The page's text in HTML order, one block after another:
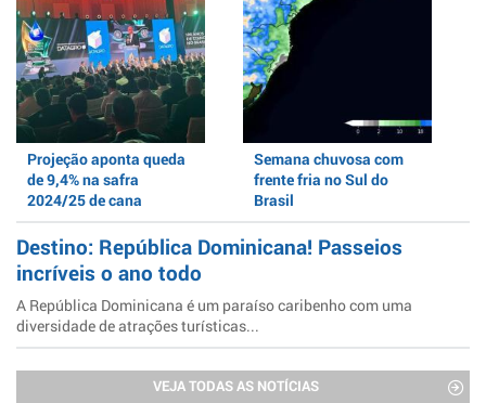
Projeção aponta queda
de 9,4% na safra
2024/25 de cana
Semana chuvosa com
frente fria no Sul do
Brasil
Destino: República Dominicana! Passeios
incríveis o ano todo
A República Dominicana é um paraíso caribenho com uma
diversidade de atrações turísticas...
VEJA TODAS AS NOTÍCIAS